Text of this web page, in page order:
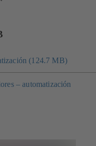
(124.7 MB)
– automatización